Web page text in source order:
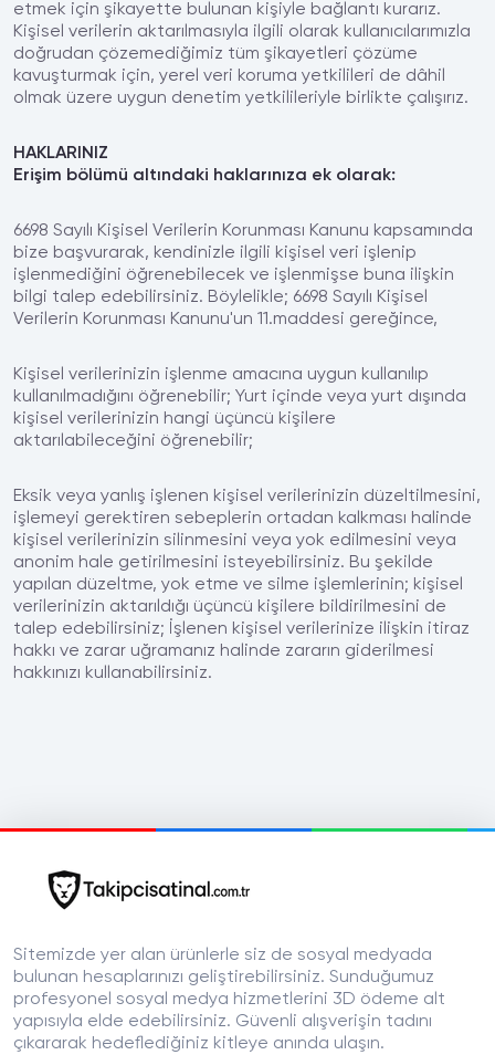
etmek için şikayette bulunan kişiyle bağlantı kurarız.
Kişisel verilerin aktarılmasıyla ilgili olarak kullanıcılarımızla
doğrudan çözemediğimiz tüm şikayetleri çözüme
kavuşturmak için, yerel veri koruma yetkilileri de dâhil
olmak üzere uygun denetim yetkilileriyle birlikte çalışırız.
HAKLARINIZ
Erişim bölümü altındaki haklarınıza ek olarak:
6698 Sayılı Kişisel Verilerin Korunması Kanunu kapsamında
bize başvurarak, kendinizle ilgili kişisel veri işlenip
işlenmediğini öğrenebilecek ve işlenmişse buna ilişkin
bilgi talep edebilirsiniz. Böylelikle; 6698 Sayılı Kişisel
Verilerin Korunması Kanunu'un 11.maddesi gereğince,
Kişisel verilerinizin işlenme amacına uygun kullanılıp
kullanılmadığını öğrenebilir; Yurt içinde veya yurt dışında
kişisel verilerinizin hangi üçüncü kişilere
aktarılabileceğini öğrenebilir;
Eksik veya yanlış işlenen kişisel verilerinizin düzeltilmesini,
işlemeyi gerektiren sebeplerin ortadan kalkması halinde
kişisel verilerinizin silinmesini veya yok edilmesini veya
anonim hale getirilmesini isteyebilirsiniz. Bu şekilde
yapılan düzeltme, yok etme ve silme işlemlerinin; kişisel
verilerinizin aktarıldığı üçüncü kişilere bildirilmesini de
talep edebilirsiniz; İşlenen kişisel verilerinize ilişkin itiraz
hakkı ve zarar uğramanız halinde zararın giderilmesi
hakkınızı kullanabilirsiniz.
Sitemizde yer alan ürünlerle siz de sosyal medyada
bulunan hesaplarınızı geliştirebilirsiniz. Sunduğumuz
profesyonel sosyal medya hizmetlerini 3D ödeme alt
yapısıyla elde edebilirsiniz. Güvenli alışverişin tadını
çıkararak hedeflediğiniz kitleye anında ulaşın.